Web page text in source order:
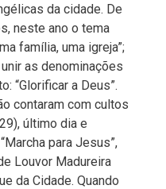
da cidade. De
neste ano o tema
família, uma igreja”;
as denominações
“Glorificar a Deus”.
contaram com cultos
último dia e
para Jesus”,
Louvor Madureira
da Cidade. Quando